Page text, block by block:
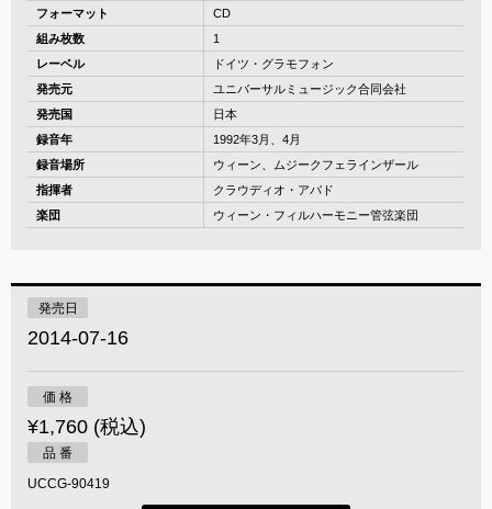
フォーマット
CD
組み枚数
1
レーベル
ドイツ・グラモフォン
発売元
ユニバーサルミュージック合同会社
発売国
日本
録音年
1992年3月、4月
録音場所
ウィーン、ムジークフェラインザール
指揮者
クラウディオ・アバド
楽団
ウィーン・フィルハーモニー管弦楽団
発売日
2014-07-16
価 格
¥1,760 (税込)
品 番
UCCG-90419